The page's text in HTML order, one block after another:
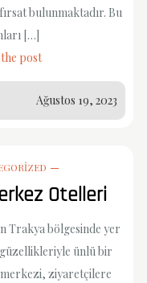
bulunmaktadır. Bu
[…]
post
Ağustos 19, 2023
Otelleri
Trakya bölgesinde yer
ünlü bir
ziyaretçilere